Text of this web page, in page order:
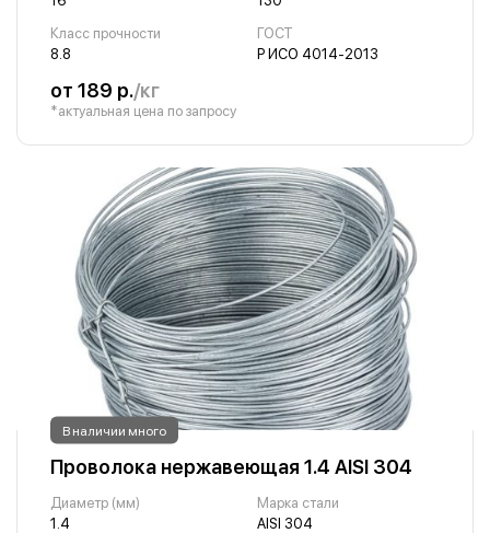
Класс прочности
8.8
ГОСТ
Р ИСО 4014-2013
от 189 р./кг
*актуальная цена по запросу
В наличии много
Проволока нержавеющая 1.4 AISI 304
Диаметр (мм)
1.4
Марка стали
AISI 304